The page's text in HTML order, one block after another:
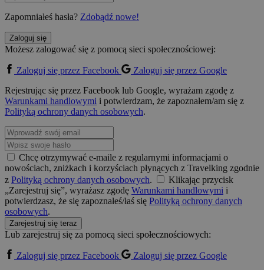
Zapomniałeś hasła? Zdobądź nowe!
Zaloguj się
Możesz zalogować się z pomocą sieci społecznościowej:
Zaloguj się przez Facebook
Zaloguj się przez Google
Rejestrując się przez Facebook lub Google, wyrażam zgodę z
Warunkami handlowymi i potwierdzam, że zapoznałem/am się z
Polityką ochrony danych osobowych.
Chcę otrzymywać e-maile z regularnymi informacjami o
nowościach, zniżkach i korzyściach płynących z Travelking zgodnie
z Polityką ochrony danych osobowych.
Klikając przycisk
„Zarejestruj się”, wyrażasz zgodę Warunkami handlowymi i
potwierdzasz, że się zapoznałeś/łaś się Polityką ochrony danych
osobowych.
Zarejestruj się teraz
Lub zarejestruj się za pomocą sieci społecznościowych:
Zaloguj się przez Facebook
Zaloguj się przez Google